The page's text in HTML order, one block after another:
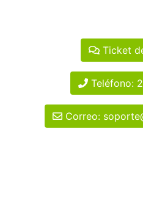
Ticket
Teléfono:
Correo: